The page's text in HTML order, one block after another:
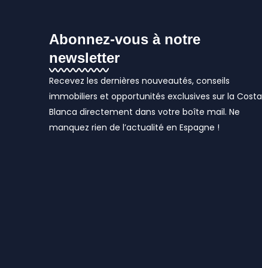
Abonnez-vous à notre
newsletter
Recevez les dernières nouveautés, conseils
immobiliers et opportunités exclusives sur la Costa
Blanca directement dans votre boîte mail. Ne
manquez rien de l’actualité en Espagne !